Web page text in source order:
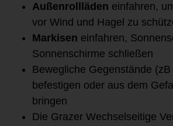
Außenrollläden einfahren,
vor Wind und Hagel zu
Markisen einfahren,
Sonnenschirme schließen
Bewegliche Gegenstände
befestigen oder aus dem
bringen
Die Grazer Wechselseitige